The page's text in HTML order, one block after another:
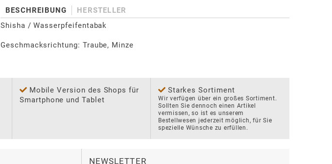
BESCHREIBUNG
HERSTELLER
Shisha / Wasserpfeifentabak
Geschmacksrichtung: Traube, Minze
Mobile Version des Shops für
Smartphone und Tablet
Starkes Sortiment
Wir verfügen über ein großes Sortiment.
Sollten Sie dennoch einen Artikel
vermissen, so ist es unserem
Bestellwesen jederzeit möglich, für Sie
spezielle Wünsche zu erfüllen.
NEWSLETTER